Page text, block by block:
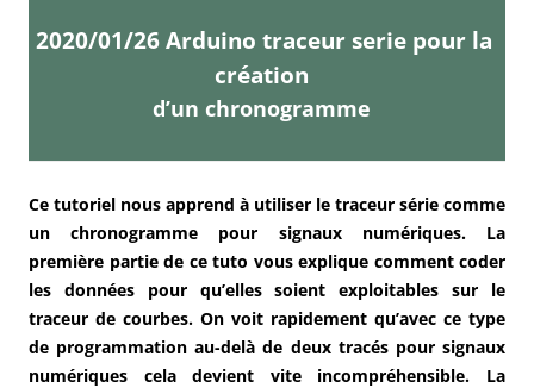
2020/01/26 Arduino traceur serie pour la
création
d’un chronogramme
Ce tutoriel nous apprend à utiliser le traceur série comme
un chronogramme pour signaux numériques. La
première partie de ce tuto vous explique comment coder
les données pour qu’elles soient exploitables sur le
traceur de courbes. On voit rapidement qu’avec ce type
de programmation au-delà de deux tracés pour signaux
numériques cela devient vite incompréhensible. La